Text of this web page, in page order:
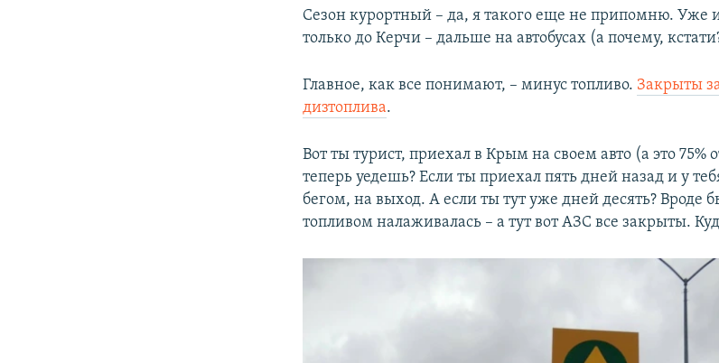
Сезон курортный – да, я такого еще не припомню. Уже
только до Керчи – дальше на автобусах (а почему,
Главное, как все понимают, – минус топливо. Закрыты
дизтоплива.
Вот ты турист, приехал в Крым на своем авто (а это 75%
теперь уедешь? Если ты приехал пять дней назад и у
бегом, на выход. А если ты тут уже дней десять? Вроде
топливом налаживалась – а тут вот АЗС все закрыты.